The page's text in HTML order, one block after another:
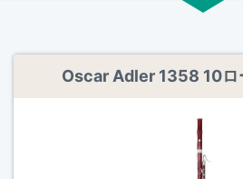
Oscar Adler 1358 10ロ